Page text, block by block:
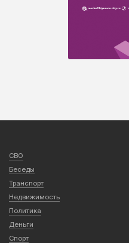
СВО
Беседы
Транспорт
Недвижимость
Политика
Деньги
Спорт